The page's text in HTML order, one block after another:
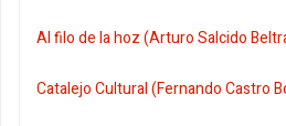
Al filo de la hoz (Arturo Salcido
Catalejo Cultural (Fernando Castro